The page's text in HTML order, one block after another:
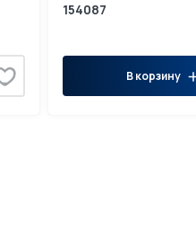
154087
В корзину